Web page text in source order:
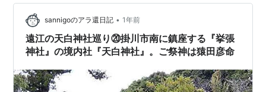
sannigoのアラ還日記 • 1年前
遠江の天白神社巡り⑳掛川市南に鎮座する『挙張
神社』の境内社『天白神社』。ご祭神は猿田彦命